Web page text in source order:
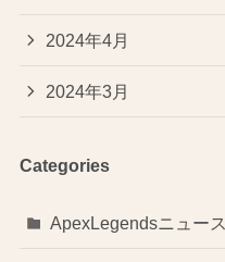
2024年4月
2024年3月
Categories
ApexLegendsニュース